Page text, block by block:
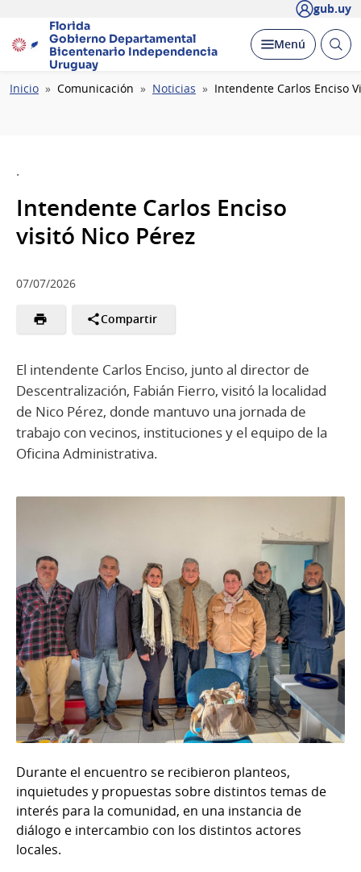
gub.uy
Florida
Gobierno Departamental
Bicentenario Independencia
Uruguay
Desplegar
Menú Abrir
Ruta
Inicio Comunicación Noticias Intendente Carlos Enciso
.
Intendente Carlos Enciso
visitó Nico Pérez
07/07/2026
Compartir
El intendente Carlos Enciso, junto al director de
Descentralización, Fabián Fierro, visitó la localidad
de Nico Pérez, donde mantuvo una jornada de
trabajo con vecinos, instituciones y el equipo de la
Oficina Administrativa.
Durante el encuentro se recibieron planteos,
inquietudes y propuestas sobre distintos temas de
interés para la comunidad, en una instancia de
diálogo e intercambio con los distintos actores
locales.